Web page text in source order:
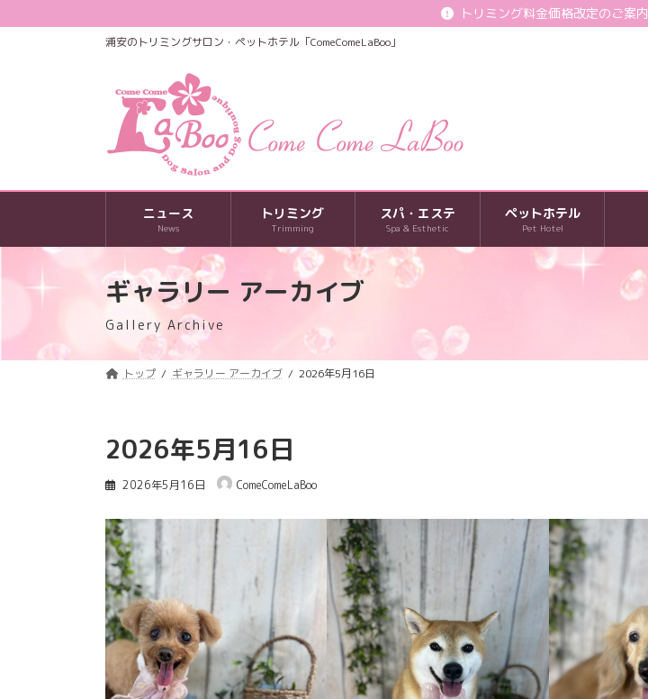
ン
ビ
トリミング料金価格改定のご案内
浦安のトリミングサロン・ペットホテル「ComeComeLaBoo」
ニュース
News
トリミング
Trimming
スパ・エステ
Spa & Esthetic
ペットホテル
Pet Hotel
ギャラリー アーカイブ
Gallery Archive
トップ ギャラリー アーカイブ 2026年5月16日
2026年5月16日
2026年5月16日 ComeComeLaBoo